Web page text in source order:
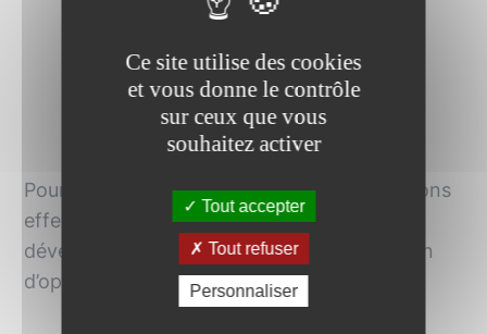
Focus - traitement
d'images
Pour la partie traitement d’images, nous avons
effectué des travaux de recherche pour
développer des algorithmes spécifiques, afin
d’optimiser le processus de production.
Ce site utilise des cookies
et vous donne le contrôle
sur ceux que vous
souhaitez activer
Tout accepter
Tout refuser
Personnaliser